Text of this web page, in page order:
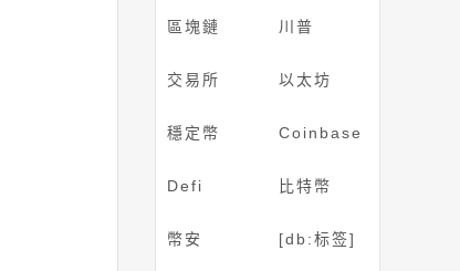
區塊鏈 川普
交易所 以太坊
穩定幣 Coinbase
Defi 比特幣
幣安 [db:标签]